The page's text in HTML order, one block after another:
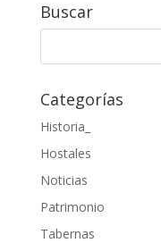
Buscar
Categorías
Historia_
Hostales
Noticias
Patrimonio
Tabernas